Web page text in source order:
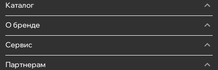
Каталог
О бренде
Сервис
Партнерам